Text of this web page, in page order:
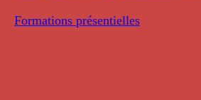
Formations présentielles